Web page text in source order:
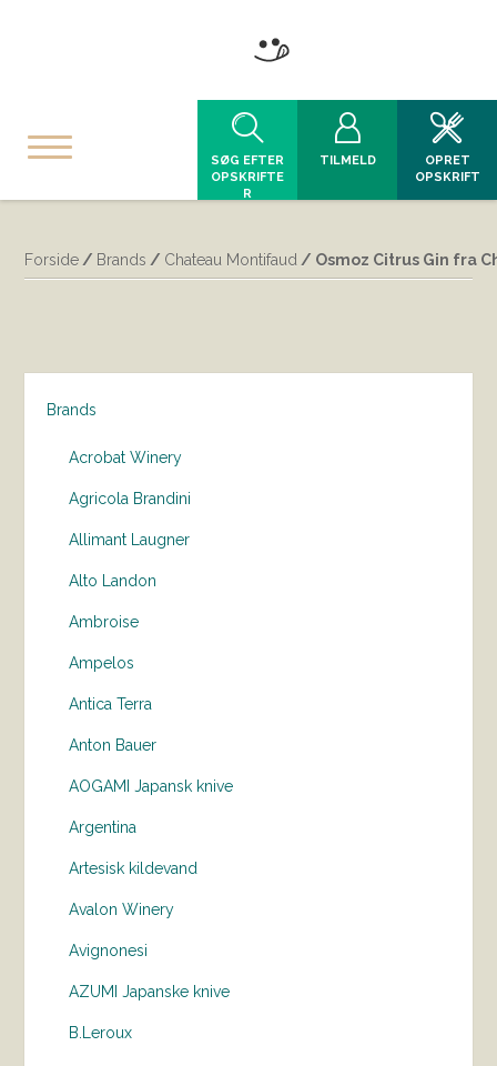
SØG EFTER
OPSKRIFTE
R
TILMELD
OPRET
OPSKRIFT
Forside / Brands / Chateau Montifaud / Osmoz Citrus Gin fra
Brands
Acrobat Winery
Agricola Brandini
Allimant Laugner
Alto Landon
Ambroise
Ampelos
Antica Terra
Anton Bauer
AOGAMI Japansk knive
Argentina
Artesisk kildevand
Avalon Winery
Avignonesi
AZUMI Japanske knive
B.Leroux